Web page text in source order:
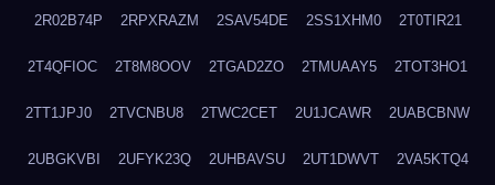
2R02B74P 2RPXRAZM 2SAV54DE 2SS1XHM0 2T0TIR21
2T4QFIOC 2T8M8OOV 2TGAD2ZO 2TMUAAY5 2TOT3HO1
2TT1JPJ0 2TVCNBU8 2TWC2CET 2U1JCAWR 2UABCBNW
2UBGKVBI 2UFYK23Q 2UHBAVSU 2UT1DWVT 2VA5KTQ4